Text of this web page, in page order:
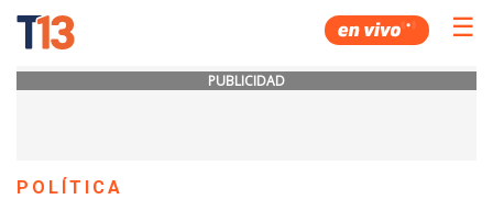
☰
PUBLICIDAD
POLÍTICA